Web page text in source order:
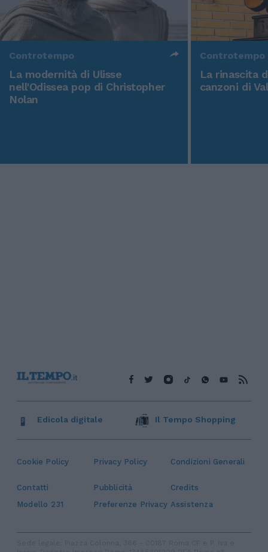
Controtempo
La modernità di Ulisse
nell'Odissea pop di Christopher
Nolan
Controtempo
La rinascita
canzoni di
Cookie Policy Privacy Policy Condizioni Generali
Contatti Pubblicità
Credits
Modello 231
Preferenze Privacy Assistenza
Edicola digitale Il Tempo Shopping